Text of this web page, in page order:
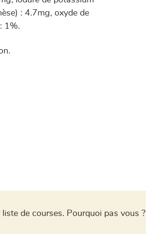
: 4.7mg, oxyde de
1%.
de courses. Pourquoi pas vous ?